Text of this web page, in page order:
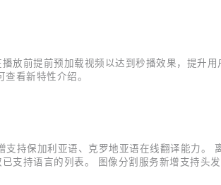
放前提前预加载视频以达到秒播效果，提升
看新特性介绍。
持保加利亚语、克罗地亚语在线翻译能力。
支持语言的列表。 图像分割服务新增支持头